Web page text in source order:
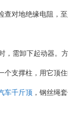
对地绝缘电阻，
，需卸下起动器。
个支撑柱，用它顶
车千斤顶 ，钢丝绳